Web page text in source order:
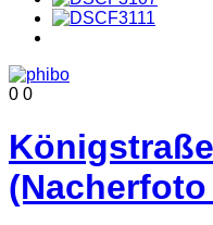
0 0
(Nacherfoto